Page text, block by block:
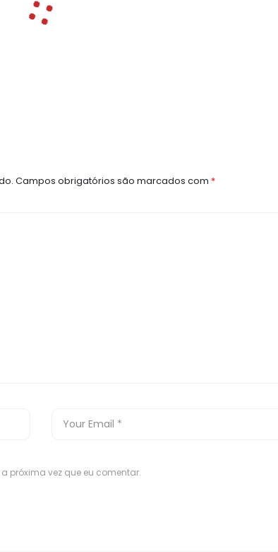
Campos obrigatórios são marcados com *
próxima vez que eu comentar.